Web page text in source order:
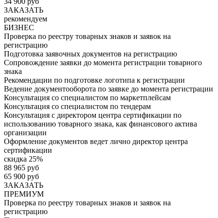
ЗАКАЗАТЬ
рекомендуем
БИЗНЕС
Проверка по реестру товарных знаков и заявок на
регистрацию
Подготовка заявочных документов на регистрацию
Сопровождение заявки до момента регистрации товарного
знака
Рекомендации по подготовке логотипа к регистрации
Ведение документооборота по заявке до момента регистрации
Консультация со специалистом по маркетплейсам
Консультация со специалистом по тендерам
Консультация с директором центра сертификации по
использованию товарного знака, как финансового актива
организации
Оформление документов ведет лично директор центра
сертификации
скидка 25%
88 965 руб
65 900 руб
ЗАКАЗАТЬ
ПРЕМИУМ
Проверка по реестру товарных знаков и заявок на
регистрацию